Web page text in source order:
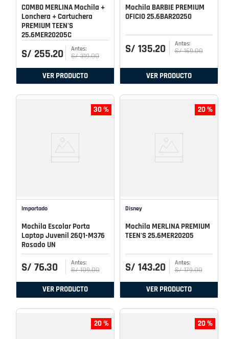
COMBO MERLINA Mochila +
Lonchera + Cartuchera
PREMIUM TEEN'S
25.6MER20205C
S/ 255.20 S/ 319.00
VER PRODUCTO
Mochila BARBIE PREMIUM
OFICIO 25.6BAR20250
S/ 135.20 S/ 169.00
VER PRODUCTO
30 %
Importado
Mochila Escolar Porta
Laptop Juvenil 26Q1-M376
Rosado UN
S/ 76.30 S/ 109.00
VER PRODUCTO
20 %
Disney
Mochila MERLINA PREMIUM
TEEN'S 25.6MER20205
S/ 143.20 S/ 179.00
VER PRODUCTO
20 % 20 %